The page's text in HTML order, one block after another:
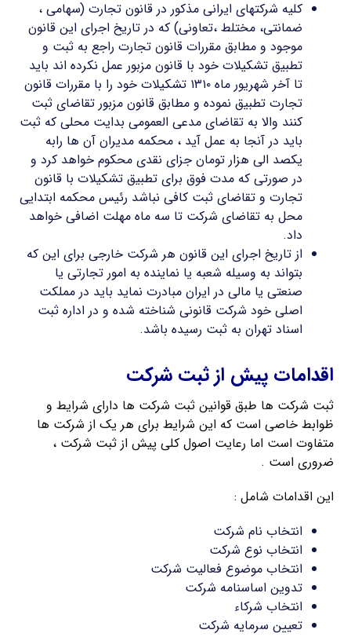
کلیه شرکتهای ایرانی مذکور در قانون تجارت (سهامی ،
ضمانتی، مختلط ،تعاونی) که در تاریخ اجرای این قانون
موجود و مطابق مقررات قانون تجارت راجع به ثبت و
تطبیق تشکیلات خود با قانون مزبور عمل نکرده اند باید
تا آخر شهریور ماه ۱۳۱۰ تشکیلات خود را با مقررات قانون
تجارت تطبیق نموده و مطابق قانون مزبور تقاضای ثبت
کنند والا به تقاضای مدعی العمومی بدایت محلی که ثبت
باید در آنجا به عمل آید ، محکمه مدیران آن ها رابه
یکصد الی هزار تومان جزای نقدی محکوم خواهد کرد و
در صورتی که مدت فوق برای تطبیق تشکیلات با قانون
تجارت و تقاضای ثبت کافی نباشد رئیس محکمه ابتدایی
محل به تقاضای شرکت تا سه ماه مهلت اضافی خواهد
داد.
از تاریخ اجرای این قانون هر شرکت خارجی برای این که
بتواند به وسیله شعبه یا نماینده به امور تجارتی یا
صنعتی یا مالی در ایران مبادرت نماید باید در مملکت
اصلی خود شرکت قانونی شناخته شده و در اداره ثبت
اسناد تهران به ثبت رسیده باشد.
اقدامات پیش از ثبت شرکت
ثبت شرکت ها طبق قوانین ثبت شرکت ها دارای شرایط و
ظوابط خاصی است که این شرایط برای هر یک از شرکت ها
متفاوت است اما رعایت اصول کلی پیش از ثبت شرکت ،
ضروری است .
این اقدامات شامل :
انتخاب نام شرکت
انتخاب نوع شرکت
انتخاب موضوع فعالیت شرکت
تدوین اساسنامه شرکت
انتخاب شرکاء
تعیین سرمایه شرکت